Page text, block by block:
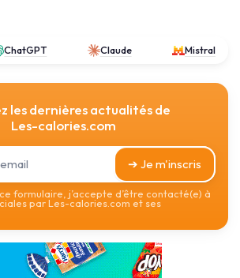
ChatGPT Claude Mistral
les dernières actualités de
Les-calories.com
➔ Je m'inscris
formulaire, j’accepte d’être contacté(e) à
par Les-calories.com et ses